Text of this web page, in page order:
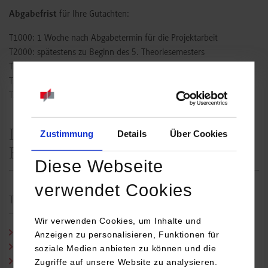
Zustimmung Details Über Cookies
Diese Webseite
verwendet Cookies
Wir verwenden Cookies, um Inhalte und
Anzeigen zu personalisieren, Funktionen für
soziale Medien anbieten zu können und die
Zugriffe auf unsere Website zu analysieren.
Abgabefrist für Ihre Gutachten:
T1000: 1 Woche nach Abgabetermin für die Projektarbeit
T2000: spätestens zu Beginn des 5. Theoriesemesters
T3300: s.Terminübersicht im Studienportal
Infos zu einzelnen Arbeiten für
Betreuungspersonen
T1000
Roadmap mit allen T1000-Terminen Studienjahrgang 2025
Modulbeschreibung (PDF)
Info für Betreuungspersonen T1000 (PDF)